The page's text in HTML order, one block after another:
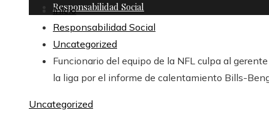
Responsabilidad Social
Inicio
Responsabilidad Social
Uncategorized
Funcionario del equipo de la NFL culpa al
la liga por el informe de calentamiento Bills-
Uncategorized